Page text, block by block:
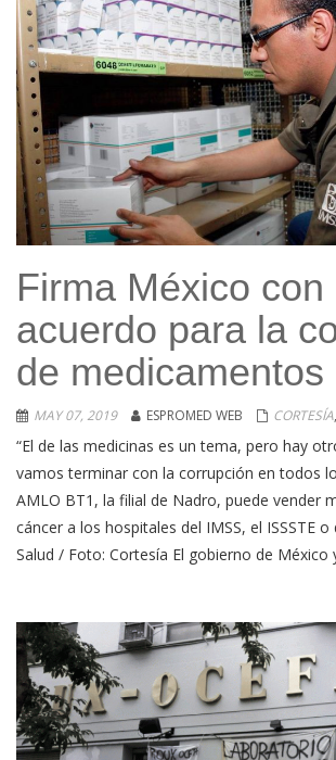
Firma México con
acuerdo para la
de medicamentos
MAY 07, 2019 ESPROMED WEB CORTESÍA,
“El de las medicinas es un tema, pero hay
vamos terminar con la corrupción en todos
AMLO BT1, la filial de Nadro, puede vender
cáncer a los hospitales del IMSS, el ISSSTE
Salud / Foto: Cortesía El gobierno de México